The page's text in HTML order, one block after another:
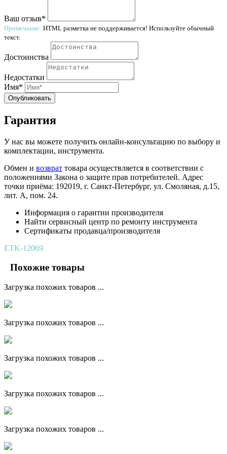
Ваш отзыв*
Примечание: HTML разметка не поддерживается! Используйте обычный
текст.
Достоинства
Недостатки
Имя*
Опубликовать
Гарантия
У нас вы можете получить онлайн-консультацию по выбору и
комплектации, инструмента.
Обмен и возврат товара осуществляется в соответствии с
положениями Закона о защите прав потребителей. Адрес
точки приёма: 192019, г. Санкт-Петербург, ул. Смоляная, д.15,
лит. А, пом. 24.
Информация о гарантии производителя
Найти сервисный центр по ремонту инструмента
Сертификаты продавца/производителя
ETK-12069
Похожие товары
Загрузка похожих товаров ...
Загрузка похожих товаров ...
Загрузка похожих товаров ...
Загрузка похожих товаров ...
Загрузка похожих товаров ...